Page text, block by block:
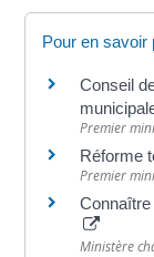
Pour en savoir
Conseil
Premier
Réforme
Premier
Ministère